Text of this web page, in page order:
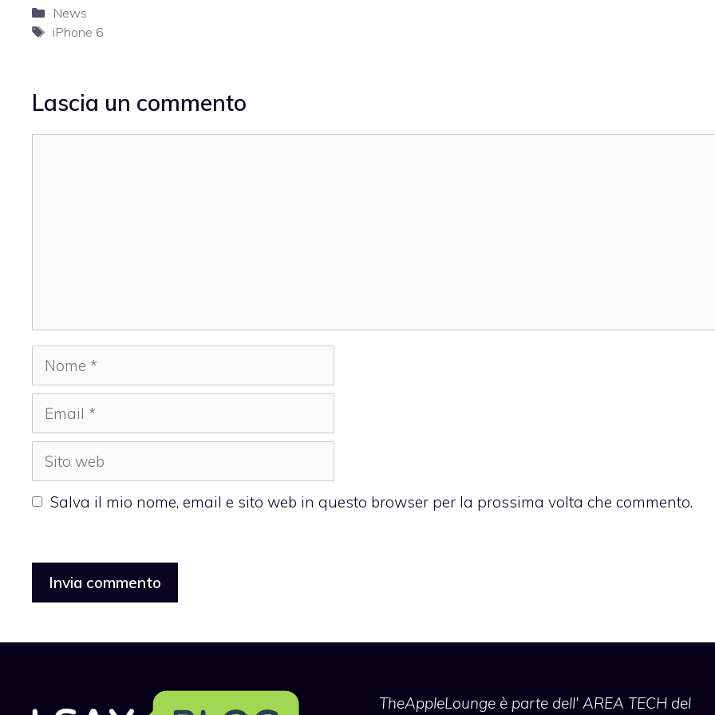
Categorie
News
Tag
iPhone 6
Lascia un commento
Nome
Email
Sito
web
Salva il mio nome, email e sito web in questo browser per la prossima volta che commento.
TheAppleLoungeè parte dell' AREA TECH del